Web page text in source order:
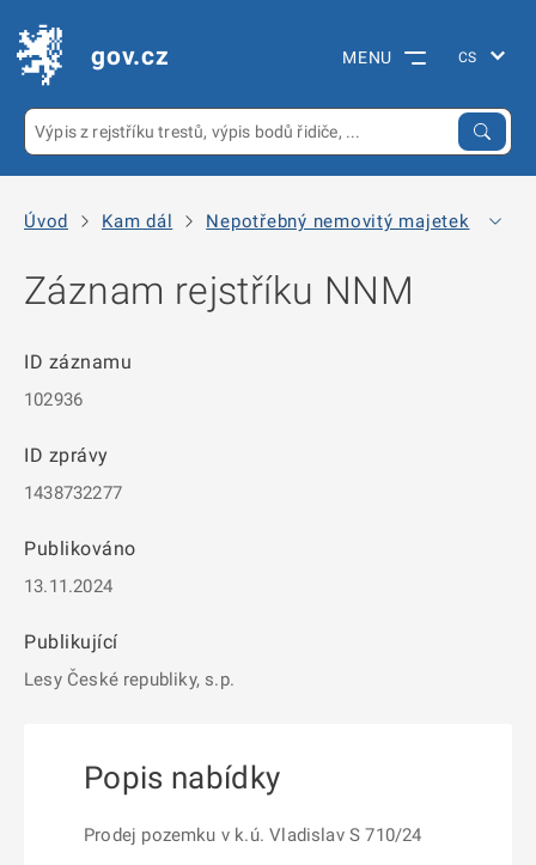
gov.cz MENU
Úvod Kam dál Nepotřebný nemovitý majetek
Záznam rejstříku NNM
ID záznamu
102936
ID zprávy
1438732277
Publikováno
13.11.2024
Publikující
Lesy České republiky, s.p.
Popis nabídky
Prodej pozemku v k.ú. Vladislav S 710/24